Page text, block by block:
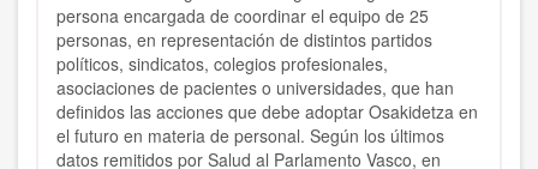
persona encargada de coordinar el equipo de 25
personas, en representación de distintos partidos
políticos, sindicatos, colegios profesionales,
asociaciones de pacientes o universidades, que han
definidos las acciones que debe adoptar Osakidetza en
el futuro en materia de personal. Según los últimos
datos remitidos por Salud al Parlamento Vasco, en